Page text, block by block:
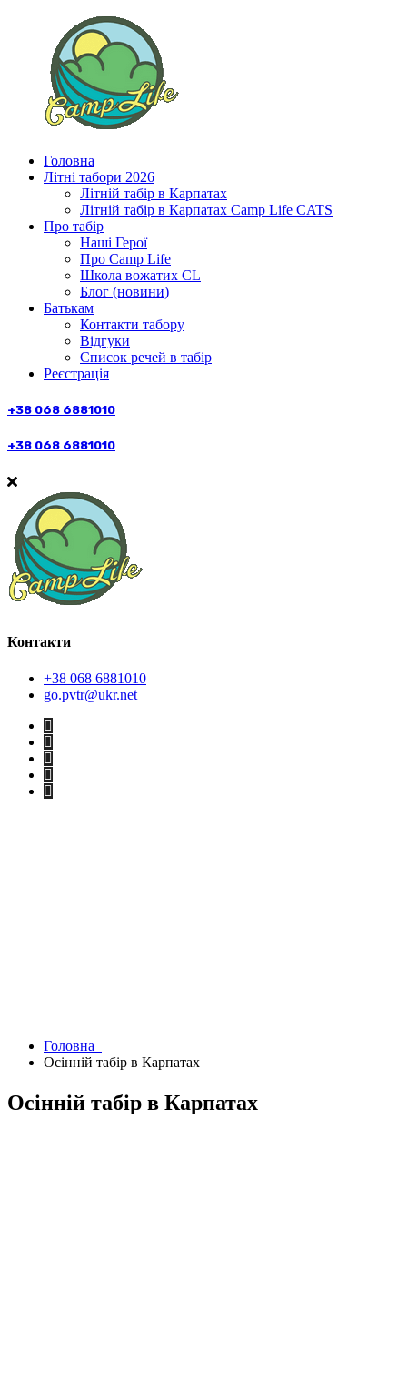
Головна
Літні табори 2026
Літній табір в Карпатах
Літній табір в Карпатах Сamp Life CATS
Про табір
Наші Герої
Про Camp Life
Школа вожатих CL
Блог (новини)
Батькам
Контакти табору
Відгуки
Список речей в табір
Реєстрація
+38 068 6881010
+38 068 6881010
Контакти
+38 068 6881010
go.pvtr@ukr.net
Головна
Осінній табір в Карпатах
Осінній табір в Карпатах